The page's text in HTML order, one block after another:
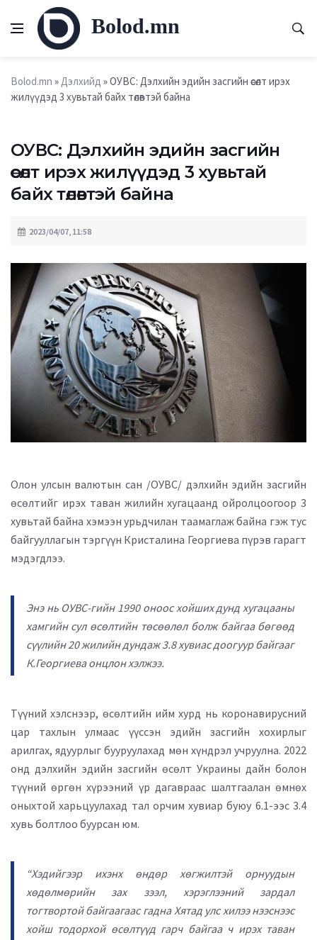
Bolod.mn
Bolod.mn »Дэлхийд » ОУВС: Дэлхийн эдийн засгийн өсөлт ирэх
жилүүдэд 3 хувьтай байх төлөвтэй байна
ОУВС: Дэлхийн эдийн засгийн
өсөлт ирэх жилүүдэд 3 хувьтай
байх төлөвтэй байна
2023/04/07, 11:58
Олон улсын валютын сан /ОУВС/ дэлхийн эдийн засгийн
өсөлтийг ирэх таван жилийн хугацаанд ойролцоогоор 3
хувьтай байна хэмээн урьдчилан таамаглаж байна гэж тус
байгууллагын тэргүүн Кристалина Георгиева пүрэв гарагт
мэдэгдлээ.
Энэ нь ОУВС-гийн 1990 оноос хойших дунд хугацааны
хамгийн сул өсөлтийн төсөөлөл болж байгаа бөгөөд
сүүлийн 20 жилийн дундаж 3.8 хувиас доогуур байгааг
К.Георгиева онцлон хэлжээ.
Түүний хэлснээр, өсөлтийн ийм хурд нь коронавирусний
цар тахлын улмаас үүссэн эдийн засгийн хохирлыг
арилгах, ядуурлыг бууруулахад мөн хүндрэл учруулна. 2022
онд дэлхийн эдийн засгийн өсөлт Украины дайн болон
түүний өргөн хүрээний үр дагавраас шалтгаалан өмнөх
оныхтой харьцуулахад тал орчим хувиар буюу 6.1-ээс 3.4
хувь болтлоо буурсан юм.
“Хэдийгээр ихэнх өндөр хөгжилтэй орнуудын
хөдөлмөрийн зах зээл, хэрэглээний зардал
тогтвортой байгаагаас гадна Хятад улс хилээ нээснээс
хойш тодорхой өсөлтүүд гарч байгаа ч ирэх таван